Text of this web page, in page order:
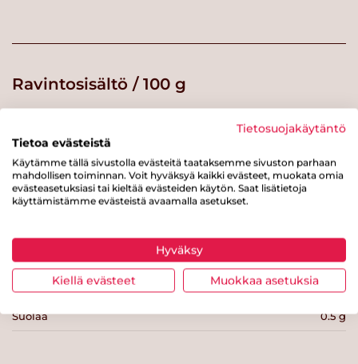
Ravintosisältö / 100 g
Rasvaa
josta tyydyttynyttä rasvaa 0.5 g
Hiilihydraatteja
Kuitua 5.3 g
Proteiinia 25 g
Suolaa 0.5 g
Tietosuojakäytäntö
Tietoa evästeistä
Käytämme tällä sivustolla evästeitä taataksemme sivuston parhaan
mahdollisen toiminnan. Voit hyväksyä kaikki evästeet, muokata omia
evästeasetuksiasi tai kieltää evästeiden käytön. Saat lisätietoja
käyttämistämme evästeistä avaamalla asetukset.
Hyväksy
Kiellä evästeet Muokkaa asetuksia